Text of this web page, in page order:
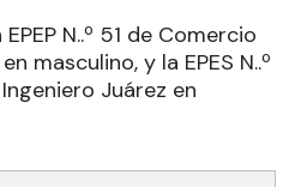
N..º 51 de Comercio
masculino, y la EPES N..º
Juárez en